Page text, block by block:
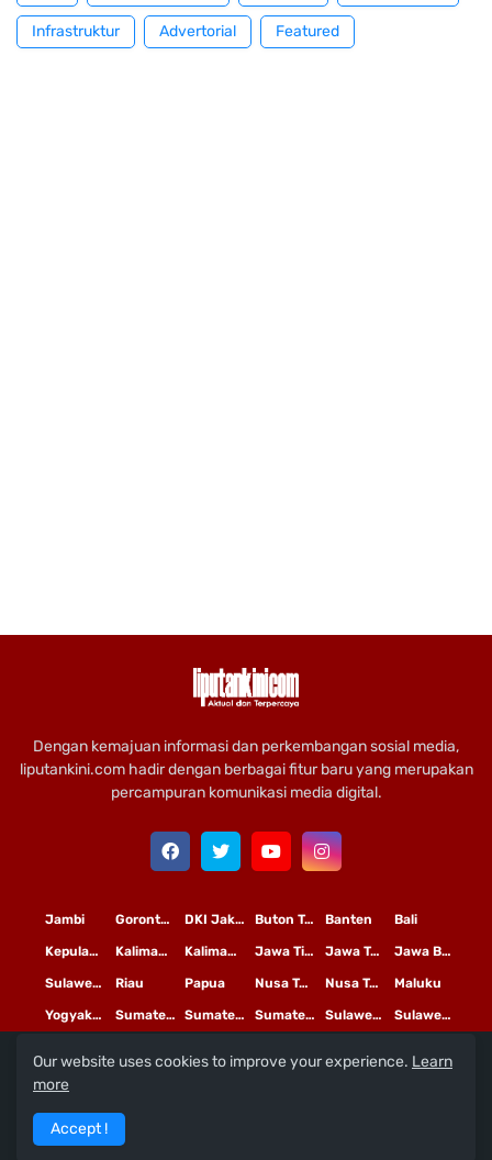
Infrastruktur Advertorial Featured
Dengan kemajuan informasi dan perkembangan sosial media,
liputankini.com hadir dengan berbagai fitur baru yang merupakan
percampuran komunikasi media digital.
Bali
Banten
Buton Tengah
DKI Jakarta
Gorontalo
Jambi
Jawa Barat
Jawa Tengah
Jawa Timur
Kalimantan Tengah
Kalimantan Timur
Kepulauan Riau
Maluku
Nusa Tenggara Barat
Nusa Tenggara Timur
Papua
Riau
Sulawesi Selatan
Sulawesi Tengah
Sulawesi Utara
Sumatera Barat
Sumatera Selatan
Sumatera Utara
Yogyakarta
Copyright© 2020 PTLiputan Kini Mediatama
Redaksi Pedoman Media Siber
Our website uses cookies to improve your experience. Learn
more
Accept !